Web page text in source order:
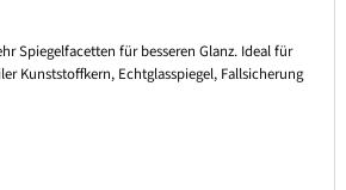
Spiegelfacetten für besseren Glanz. Ideal für
Kunststoffkern, Echtglasspiegel, Fallsicherung